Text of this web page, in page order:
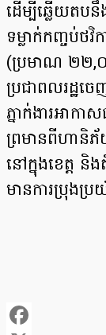
ដើម្បីឆ្លើយតប
ទម្លាក់កញ្ចប់ថ
(ប្រមាណ ២២,០
ប្រជាពលរដ្ឋច
ភ្នាក់ងារអាក
ព្រមានពីហានិភ័
នៅក្នុងខេត្ត
មានការប្រុងប្